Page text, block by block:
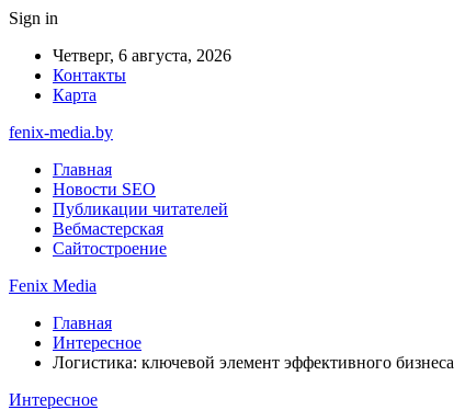
Sign in
Четверг, 6 августа, 2026
Контакты
Карта
fenix-media.by
Главная
Новости SEO
Публикации читателей
Вебмастерская
Сайтостроение
Fenix Media
Главная
Интересное
Логистика: ключевой элемент эффективного бизнеса
Интересное